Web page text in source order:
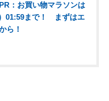
PR：お買い物マラソンは
01:59まで！ まずはエ
ら！